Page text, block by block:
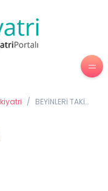
/ BEYİNLERİ TAKİP